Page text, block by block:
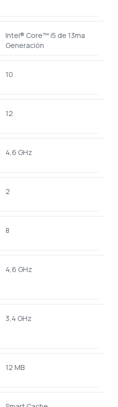
Intel® Core™ i5 de 13ma
Generación
10
12
4,6 GHz
2
8
4,6 GHz
3,4 GHz
12 MB